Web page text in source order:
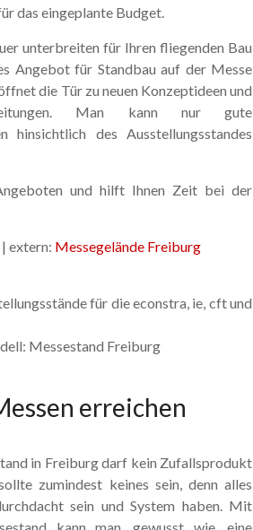
das eingeplante Budget.
unterbreiten für Ihren fliegenden Bau
Angebot für Standbau auf der Messe
die Tür zu neuen Konzeptideen und
Man kann nur gute
hinsichtlich des Ausstellungsstandes
und hilft Ihnen Zeit bei der
| extern: Messegelände Freiburg
für die econstra, ie, cft und
Messestand Freiburg
erreichen
in Freiburg darf kein Zufallsprodukt
zumindest keines sein, denn alles
sein und System haben. Mit
kann man, gewusst wie, eine